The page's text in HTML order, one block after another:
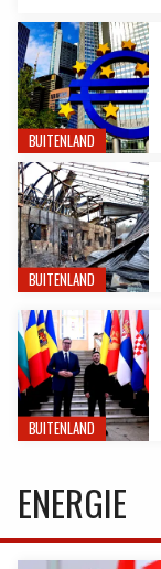
BUITENLAND
BUITENLAND
BUITENLAND
ENERGIE